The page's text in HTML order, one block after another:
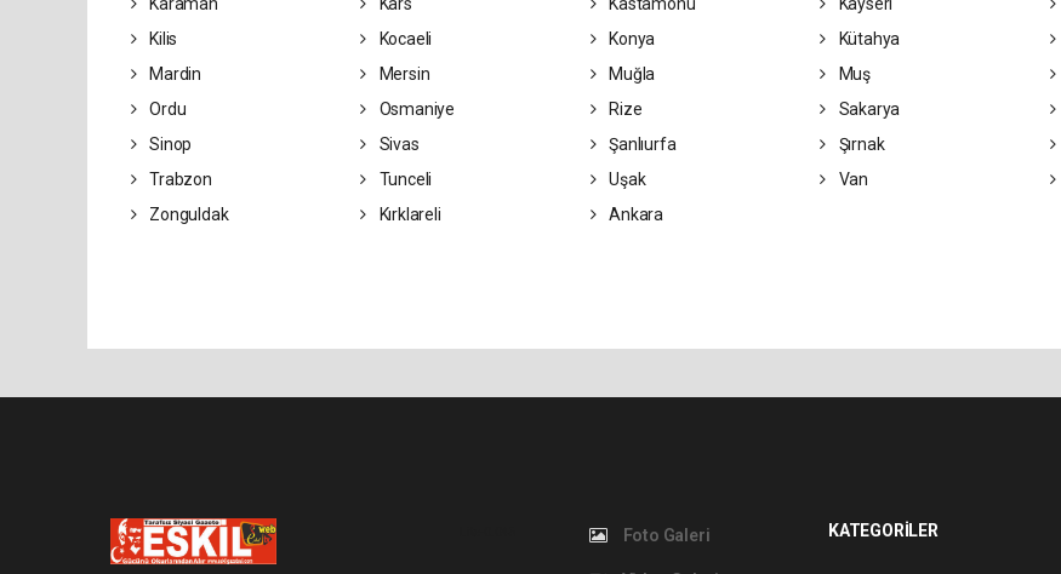
Kilis
Kocaeli Konya Kütahya
Mardin
Mersin Muğla Muş
Ordu
Osmaniye Rize Sakarya
Sinop
Sivas Şanlıurfa Şırnak
Trabzon
Tunceli Uşak Van
Zonguldak
Kırklareli Ankara
Foto Galeri KATEGORİLER